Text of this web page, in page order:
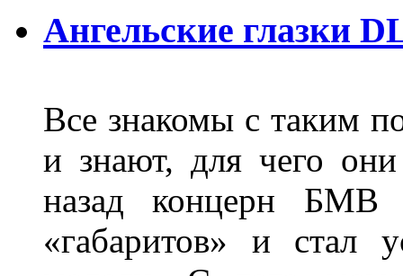
Ангельские глазки
Все знакомы с таким
и знают, для чего
назад концерн БМВ
«габаритов» и стал